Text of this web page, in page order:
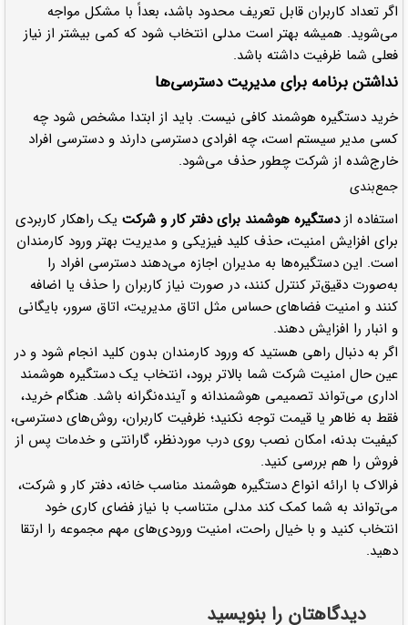
اگر تعداد کاربران قابل تعریف محدود باشد، بعداً با مشکل مواجه
می‌شوید. همیشه بهتر است مدلی انتخاب شود که کمی بیشتر از نیاز
فعلی شما ظرفیت داشته باشد.
نداشتن برنامه برای مدیریت دسترسی‌ها
خرید دستگیره هوشمند کافی نیست. باید از ابتدا مشخص شود چه
کسی مدیر سیستم است، چه افرادی دسترسی دارند و دسترسی افراد
خارج‌شده از شرکت چطور حذف می‌شود.
جمع‌بندی
استفاده ازدستگیره هوشمند برای دفتر کار و شرکت یک راهکار کاربردی
برای افزایش امنیت، حذف کلید فیزیکی و مدیریت بهتر ورود کارمندان
است. این دستگیره‌ها به مدیران اجازه می‌دهند دسترسی افراد را
به‌صورت دقیق‌تر کنترل کنند، در صورت نیاز کاربران را حذف یا اضافه
کنند و امنیت فضاهای حساس مثل اتاق مدیریت، اتاق سرور، بایگانی
و انبار را افزایش دهند.
اگر به دنبال راهی هستید که ورود کارمندان بدون کلید انجام شود و در
عین حال امنیت شرکت شما بالاتر برود، انتخاب یک دستگیره هوشمند
اداری می‌تواند تصمیمی هوشمندانه و آینده‌نگرانه باشد. هنگام خرید،
فقط به ظاهر یا قیمت توجه نکنید؛ ظرفیت کاربران، روش‌های دسترسی،
کیفیت بدنه، امکان نصب روی درب موردنظر، گارانتی و خدمات پس از
فروش را هم بررسی کنید.
فرالاک با ارائه انواع دستگیره هوشمند مناسب خانه، دفتر کار و شرکت،
می‌تواند به شما کمک کند مدلی متناسب با نیاز فضای کاری خود
انتخاب کنید و با خیال راحت، امنیت ورودی‌های مهم مجموعه را ارتقا
دهید.
دیدگاهتان را بنویسید